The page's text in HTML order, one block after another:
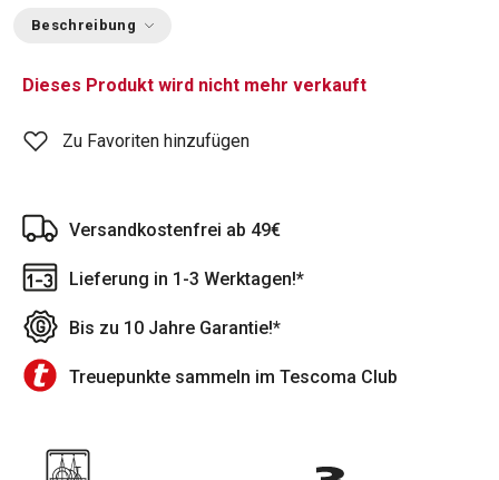
Beschreibung
Dieses Produkt wird nicht mehr verkauft
Zu Favoriten hinzufügen
Versandkostenfrei ab 49€
Lieferung in 1-3 Werktagen!*
Bis zu 10 Jahre Garantie!*
Treuepunkte sammeln im Tescoma Club